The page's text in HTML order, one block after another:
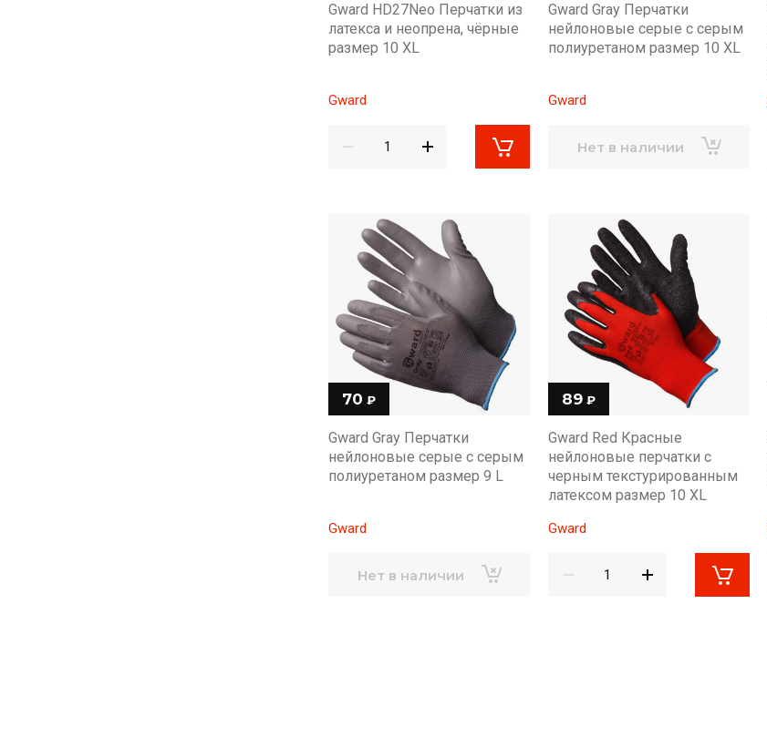
Gward HD27Neo Перчатки из
латекса и неопрена, чёрные
размер 10 XL
Gward
Gward Gray Перчатки
нейлоновые серые с серым
полиуретаном размер 10 XL
Gward
Нет в наличии
70 ₽
Gward Gray Перчатки
нейлоновые серые с серым
полиуретаном размер 9 L
Gward
Нет в наличии
89 ₽
Gward Red Красные
нейлоновые перчатки с
черным текстурированным
латексом размер 10 XL
Gward